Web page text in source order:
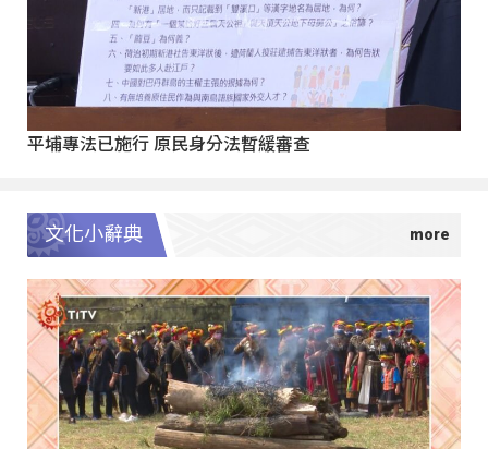
平埔專法已施行 原民身分法暫緩審查
文化小辭典